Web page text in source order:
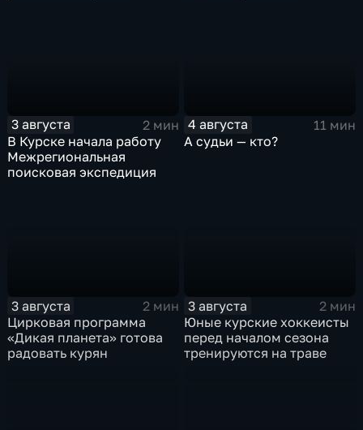
3 августа
2 мин
В Курске начала работу
Межрегиональная
поисковая экспедиция
4 августа
11 мин
А судьи — кто?
3 августа
2 мин
Цирковая программа
«Дикая планета» готова
радовать курян
3 августа
2 мин
Юные курские хоккеисты
перед началом сезона
тренируются на траве